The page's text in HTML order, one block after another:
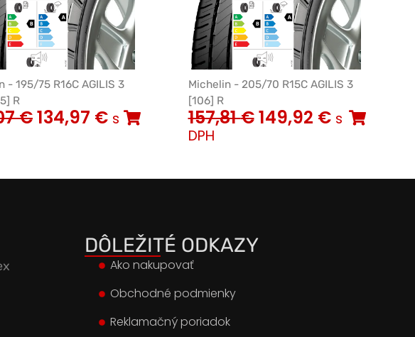
- 195/75 R16C AGILIS 3
R
€134,97 € s
Michelin - 205/70 R15C AGILIS 3
[106] R
157,81€149,92 € s
DPH
DÔLEŽITÉ ODKAZY
Ako nakupovať
Obchodné podmienky
Reklamačný poriadok